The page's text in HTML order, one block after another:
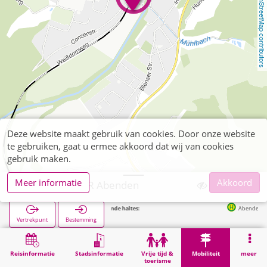
OpenStreetMap contributors
Reisinformatie Stadsinformatie
Vrije tijd &
toerisme
Mobiliteit meer
Nideggen, P+R Abenden
Vertrekpunt Bestemming
Volgende haltes: Abenden Bf in
Mobiliteit Nideggen, P+R Abenden
Deze website maakt gebruik van cookies. Door onze website
te gebruiken, gaat u ermee akkoord dat wij van cookies
gebruik maken.
Meer informatie
Akkoord